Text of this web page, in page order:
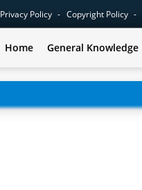
Privacy Policy Copyright Policy
Home General Knowledge